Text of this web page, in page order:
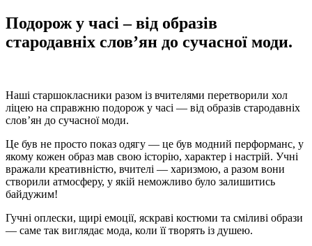
Подорож у часі – від образів
стародавніх слов’ян до сучасної моди.
Наші старшокласники разом із вчителями перетворили хол
ліцею на справжню подорож у часі — від образів стародавніх
слов’ян до сучасної моди.
Це був не просто показ одягу — це був модний перформанс, у
якому кожен образ мав свою історію, характер і настрій. Учні
вражали креативністю, вчителі — харизмою, а разом вони
створили атмосферу, у якій неможливо було залишитись
байдужим!
Гучні оплески, щирі емоції, яскраві костюми та сміливі образи
— саме так виглядає мода, коли її творять із душею.